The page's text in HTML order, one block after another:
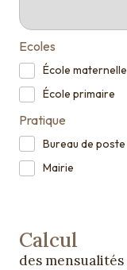
Ecoles
École maternelle
École primaire
Pratique
Bureau de poste
Mairie
Calcul
des mensualités